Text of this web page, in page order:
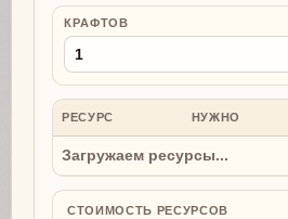
КРАФТОВ
РЕСУРС НУЖНО
Загружаем ресурсы...
СТОИМОСТЬ РЕСУРСОВ